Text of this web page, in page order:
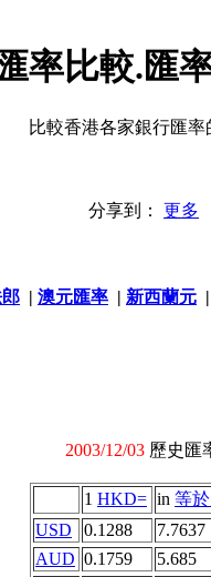
率比較.匯
比較香港各家銀行匯率
分享到： 更多
| 澳元匯率 | 新西蘭元 |
2003/12/03 歷史匯
1 HKD= in 等
USD
0.1288
7.7637
AUD 0.1759
5.685